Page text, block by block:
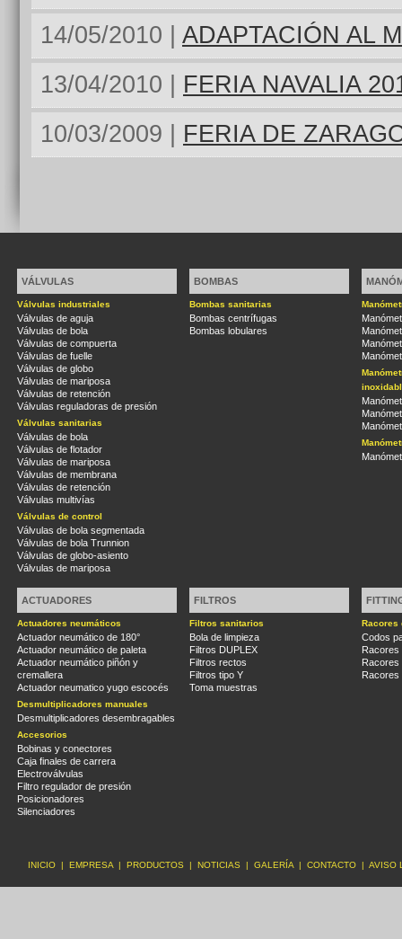
14/05/2010 | ADAPTACIÓN AL
13/04/2010 | FERIA NAVALIA
10/03/2009 | FERIA DE
VÁLVULAS
Válvulas industriales
Válvulas de aguja
Válvulas de bola
Válvulas de compuerta
Válvulas de fuelle
Válvulas de globo
Válvulas de mariposa
Válvulas de retención
Válvulas reguladoras de presión
Válvulas sanitarias
Válvulas de bola
Válvulas de flotador
Válvulas de mariposa
Válvulas de membrana
Válvulas de retención
Válvulas multivías
Válvulas de control
Válvulas de bola segmentada
Válvulas de bola Trunnion
Válvulas de globo-asiento
Válvulas de mariposa
BOMBAS
Bombas sanitarias
Bombas centrífugas
Bombas lobulares
ACTUADORES
Actuadores neumáticos
Actuador neumático de 180°
Actuador neumático de paleta
Actuador neumático piñón y
cremallera
Actuador neumatico yugo escocés
Desmultiplicadores manuales
Desmultiplicadores desembragables
Accesorios
Bobinas y conectores
Caja finales de carrera
Electroválvulas
Filtro regulador de presión
Posicionadores
Silenciadores
FILTROS
Filtros sanitarios
Bola de limpieza
Filtros DUPLEX
Filtros rectos
Filtros tipo Y
Toma muestras
Racores
Codos
Racores
Racores
Racores
INICIO | EMPRESA | PRODUCTOS | NOTICIAS | GALERÍA | CONTACTO | AVISO